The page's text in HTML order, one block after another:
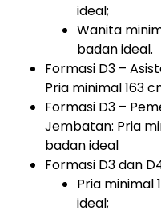
ideal;
Wanita
badan ideal.
Formasi D3 –
Pria minimal 163
Formasi D3 –
Jembatan: Pria
badan ideal
Formasi D3 dan
Pria minimal
ideal;